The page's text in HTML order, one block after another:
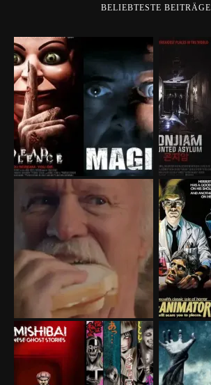
BELIEBTESTE BEITRÄGE